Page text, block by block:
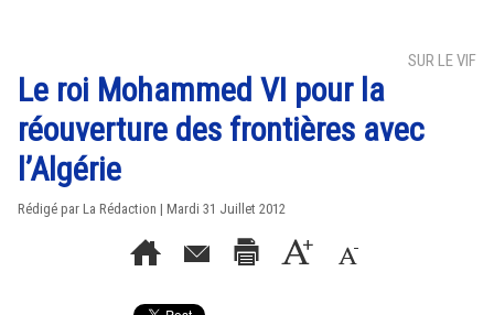
SUR LE VIF
Le roi Mohammed VI pour la
réouverture des frontières avec
l’Algérie
Rédigé par La Rédaction | Mardi 31 Juillet 2012